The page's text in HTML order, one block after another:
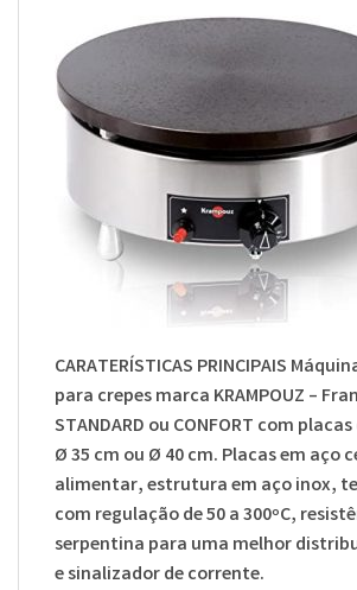
CARATERÍSTICAS PRINCIPAIS
para crepes marca KRAMPOUZ –
STANDARD ou CONFORT com
Ø 35 cm ou Ø 40 cm. Placas em aço
alimentar, estrutura em aço inox,
com regulação de 50 a 300ºC,
serpentina para uma melhor
e sinalizador de corrente.